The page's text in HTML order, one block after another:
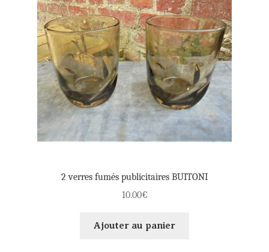
2 verres fumés publicitaires BUITONI
10.00€
Ajouter au panier